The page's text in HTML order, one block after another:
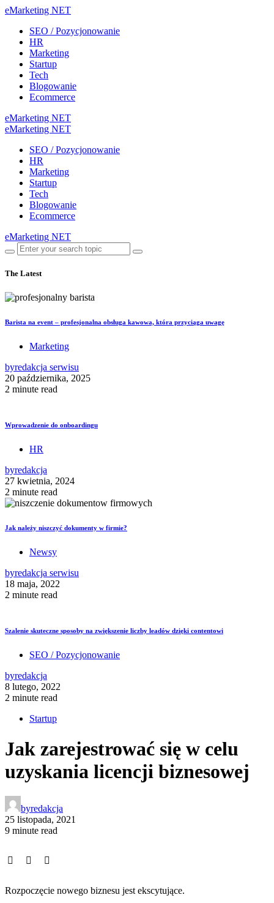
eMarketing NET
SEO / Pozycjonowanie
HR
Marketing
Startup
Tech
Blogowanie
Ecommerce
eMarketing NET
eMarketing NET
SEO / Pozycjonowanie
HR
Marketing
Startup
Tech
Blogowanie
Ecommerce
eMarketing NET
The Latest
Barista na event – profesjonalna obsługa kawowa, która przyciąga uwagę
Marketing
byredakcja serwisu
20 października, 2025
2 minute read
Wprowadzenie do onboardingu
HR
byredakcja
27 kwietnia, 2024
2 minute read
Jak należy niszczyć dokumenty w firmie?
Newsy
byredakcja serwisu
18 maja, 2022
2 minute read
Szalenie skuteczne sposoby na zwiększenie liczby leadów dzięki contentowi
SEO / Pozycjonowanie
byredakcja
8 lutego, 2022
2 minute read
Startup
Jak zarejestrować się w celu
uzyskania licencji biznesowej
byredakcja
25 listopada, 2021
9 minute read
Rozpoczęcie nowego biznesu jest ekscytujące.